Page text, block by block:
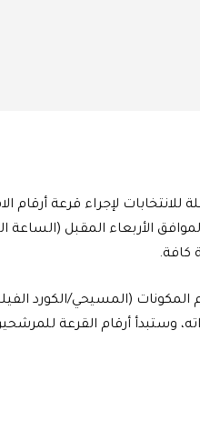
الأربعاء المقبل
كافة.
(المسيحي/الكورد